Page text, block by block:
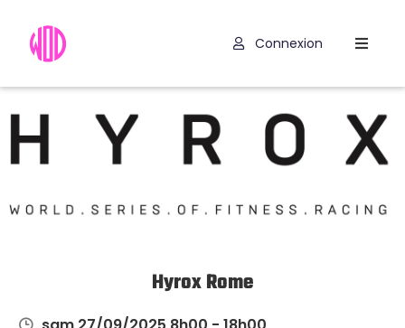
Hyrox
Codes
Connexion
Hyrox Rome